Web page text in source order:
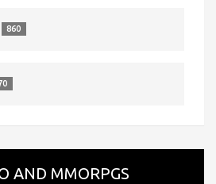
860
AND MMORPGS